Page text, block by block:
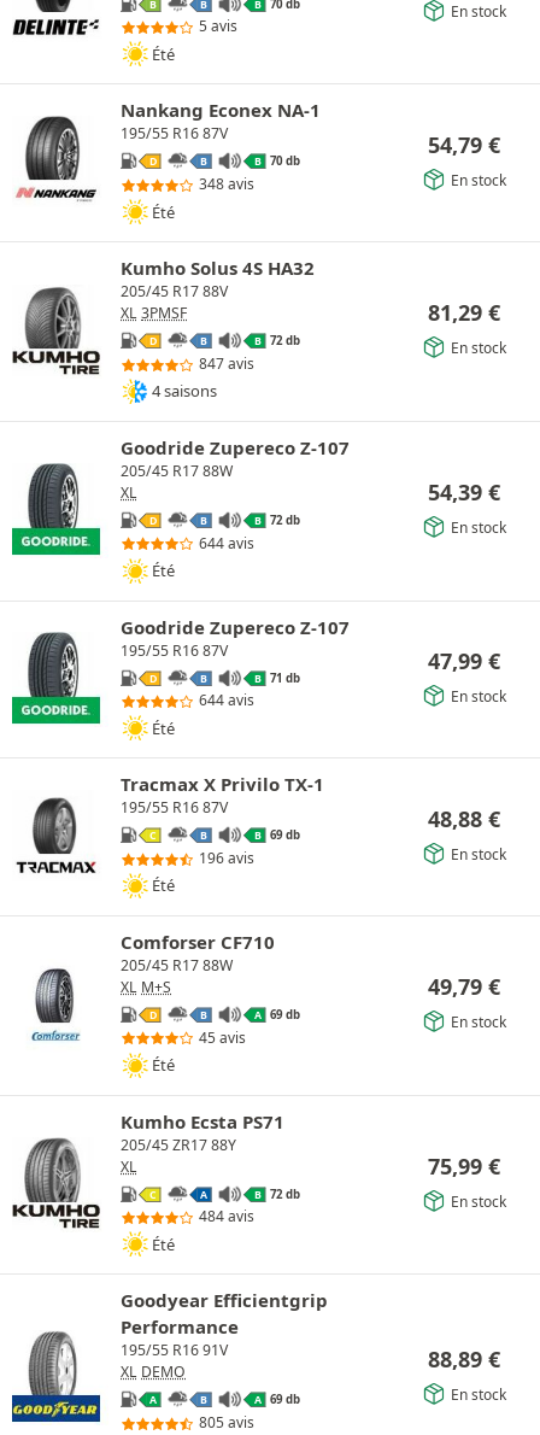
B B B 70 db
5 avis
Été
En stock
Nankang Econex NA-1
195/55 R16 87V
D B B 70 db
348 avis
Été
54,79 €
En stock
Kumho Solus 4S HA32
205/45 R17 88V
XL 3PMSF
D B B 72 db
847 avis
4 saisons
81,29 €
En stock
Goodride Zupereco Z-107
205/45 R17 88W
XL
D B B 72 db
644 avis
Été
54,39 €
En stock
Goodride Zupereco Z-107
195/55 R16 87V
D B B 71 db
644 avis
Été
47,99 €
En stock
Tracmax X Privilo TX-1
195/55 R16 87V
C B B 69 db
196 avis
Été
48,88 €
En stock
Comforser CF710
205/45 R17 88W
XL M+S
D B A 69 db
45 avis
Été
49,79 €
En stock
Kumho Ecsta PS71
205/45 ZR17 88Y
XL
C A B 72 db
484 avis
Été
75,99 €
En stock
Goodyear Efficientgrip
Performance
195/55 R16 91V
XL DEMO
A B A 69 db
805 avis
88,89 €
En stock